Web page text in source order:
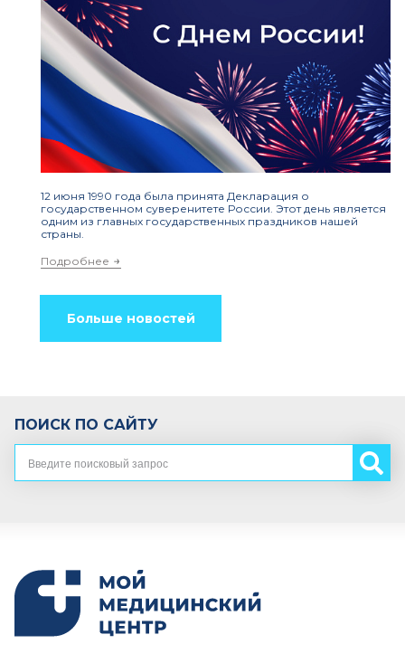
12 июня 1990 года была принята Декларация о
государственном суверенитете России. Этот день является
одним из главных государственных праздников нашей
страны.
Подробнее
Больше новостей
ПОИСК ПО САЙТУ